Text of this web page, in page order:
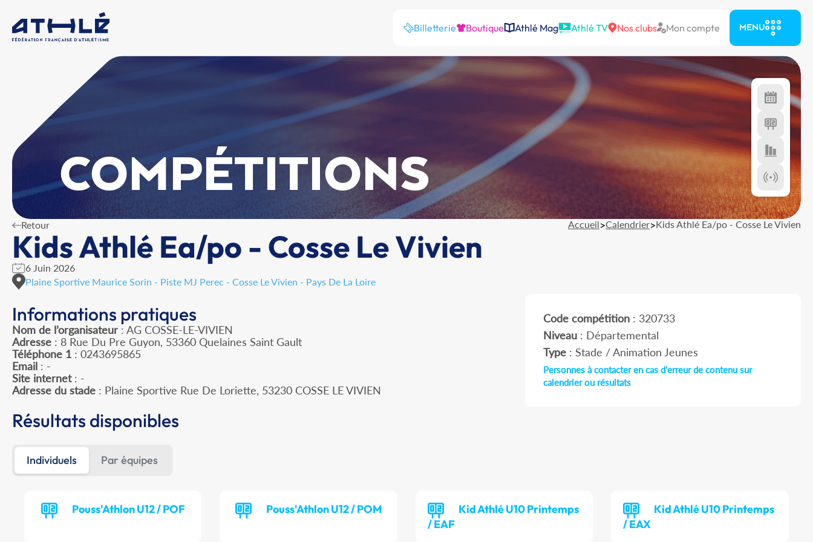
Billetterie Boutique Athlé Mag Athlé TV Nos clubs Mon compte MENU
COMPÉTITIONS
Retour Accueil>Calendrier>Kids Athlé Ea/po - Cosse Le Vivien
Kids Athlé Ea/po - Cosse Le Vivien
6 Juin 2026
Plaine Sportive Maurice Sorin - Piste MJ Perec - Cosse Le Vivien - Pays De La Loire
Informations pratiques
Nom de l’organisateur : AG COSSE-LE-VIVIEN
Adresse : 8 Rue Du Pre Guyon, 53360 Quelaines Saint Gault
Téléphone 1 : 0243695865
Email : -
Site internet: -
Adresse du stade : Plaine Sportive Rue De Loriette, 53230 COSSE LE VIVIEN
Code compétition: 320733
Niveau: Départemental
Type: Stade / Animation Jeunes
Personnes à contacter en cas d'erreur de contenu sur
calendrier ou résultats
Résultats disponibles
Individuels Par équipes
Pouss'Athlon U12 / POF Pouss'Athlon U12 / POM
Kid Athlé U10 Printemps
/ EAF
Kid Athlé U10 Printemps
/ EAX